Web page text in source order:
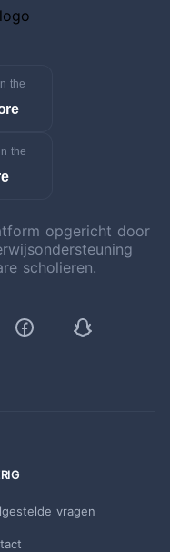
the
the
opgericht door
scholieren.
vragen